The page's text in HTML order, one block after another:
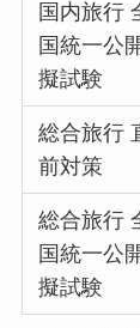
国内旅行
国統一公
擬試験
総合旅行
前対策
総合旅行
国統一公
擬試験